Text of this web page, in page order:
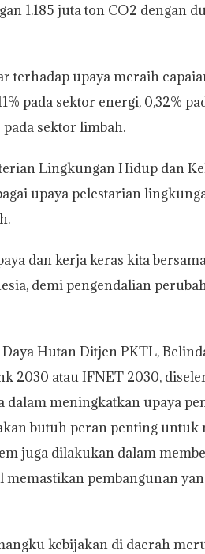
1.185 juta ton CO2 dengan
terhadap upaya meraih
pada sektor energi, 0,32%
sektor limbah.
Lingkungan Hidup dan
upaya pelestarian
dan kerja keras kita
demi pengendalian
Hutan Ditjen PKTL,
2030 atau IFNET 2030,
dalam meningkatkan upaya
butuh peran penting
juga dilakukan dalam
pembangunan
kebijakan di daerah